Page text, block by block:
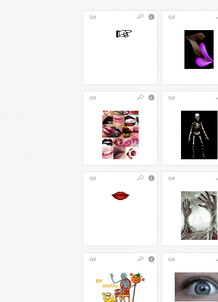
Gif Gif
Gif Gif
Gif Gif
Gif Gif